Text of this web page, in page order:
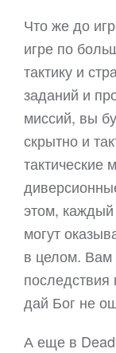
Что же до
игре по
тактику и
заданий и
миссий, вы
скрытно и
тактические
этом,
могут
в целом. Вам
последствия
дай Бог не
А еще в